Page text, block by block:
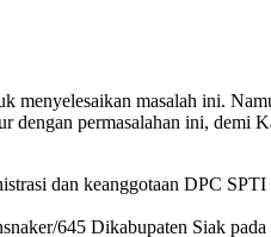
masalah ini.
permasalahan ini, demi
dan keanggotaan DPC
645 Dikabupaten Siak